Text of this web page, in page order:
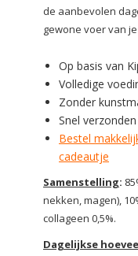
de aanbevolen
gewone voer van
Op basis van
Volledige
Zonder
Snel verzonden
Bestel
cadeautje
Samenstelling:
nekken, magen),
collageen 0,5%.
Dagelijkse